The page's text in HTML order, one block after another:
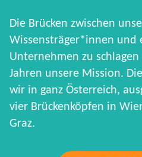
Die Brücken zwischen
Wissensträger*innen und
Unternehmen zu
Jahren unsere Mission.
wir in ganz Österreich,
vier Brückenköpfen in
Graz.